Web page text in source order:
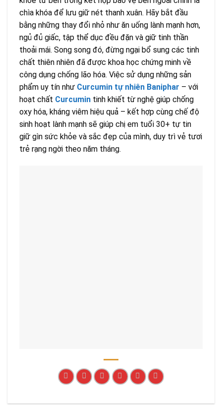
chìa khóa để lưu giữ nét thanh xuân. Hãy bắt đầu
bằng những thay đổi nhỏ như ăn uống lành mạnh hơn,
ngủ đủ giấc, tập thể dục đều đặn và giữ tinh thần
thoải mái. Song song đó, đừng ngại bổ sung các tinh
chất thiên nhiên đã được khoa học chứng minh về
công dụng chống lão hóa. Việc sử dụng những sản
phẩm uy tín như Curcumin tự nhiên Baniphar – với
hoạt chất Curcumin tinh khiết từ nghệ giúp chống
oxy hóa, kháng viêm hiệu quả – kết hợp cùng chế độ
sinh hoạt lành mạnh sẽ giúp chị em tuổi 30+ tự tin
giữ gìn sức khỏe và sắc đẹp của mình, duy trì vẻ tươi
trẻ rạng ngời theo năm tháng.